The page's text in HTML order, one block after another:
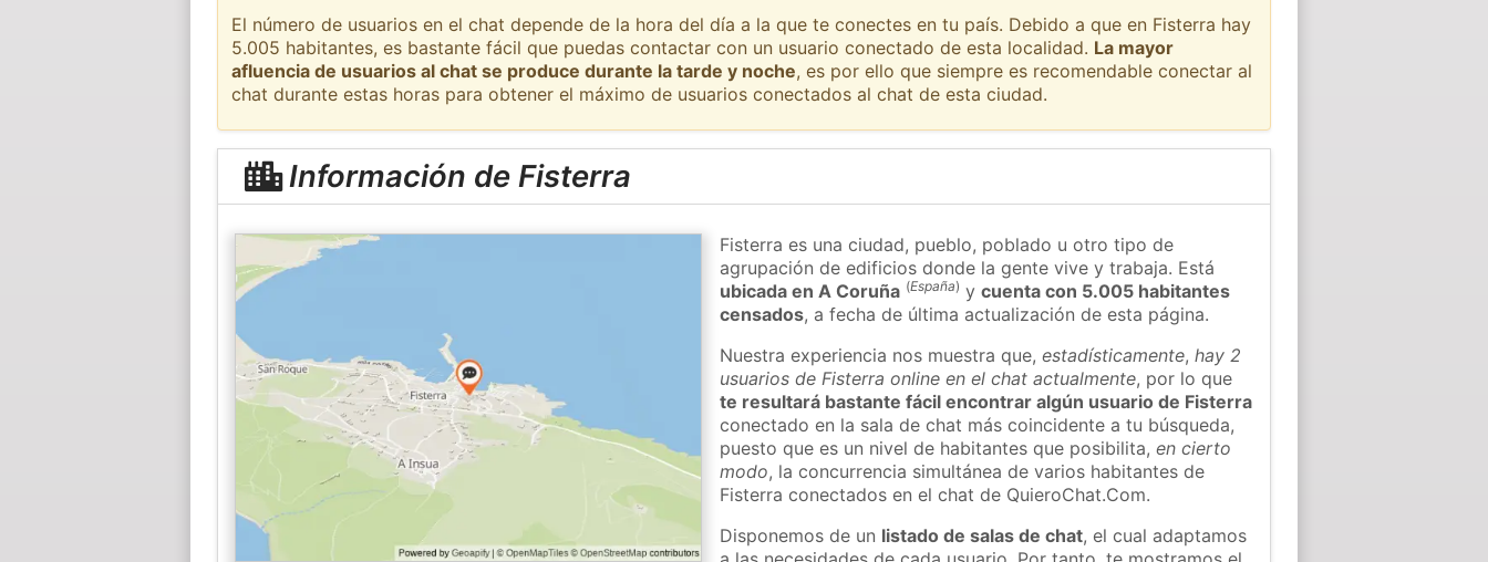
El número de usuarios en el chat depende de la hora del día a la que te conectes en tu país. Debido a que en Fisterra hay
5.005 habitantes, es bastante fácil que puedas contactar con un usuario conectado de esta localidad. La mayor
afluencia de usuarios al chat se produce durante la tarde y noche, es por ello que siempre es recomendable conectar al
chat durante estas horas para obtener el máximo de usuarios conectados al chat de esta ciudad.
Información de Fisterra
Fisterra es una ciudad, pueblo, poblado u otro tipo de
agrupación de edificios donde la gente vive y trabaja. Está
ubicada en A Coruña (España) ycuenta con 5.005 habitantes
censados, a fecha de última actualización de esta página.
Nuestra experiencia nos muestra que,estadísticamente,hay 2
usuarios de Fisterra online en el chat actualmente, por lo que
te resultará bastante fácil encontrar algún usuario de Fisterra
conectado en la sala de chat más coincidente a tu búsqueda,
puesto que es un nivel de habitantes que posibilita,en cierto
modo, la concurrencia simultánea de varios habitantes de
Fisterra conectados en el chat de QuieroChat.Com.
Disponemos de un listado de salas de chat, el cual adaptamos